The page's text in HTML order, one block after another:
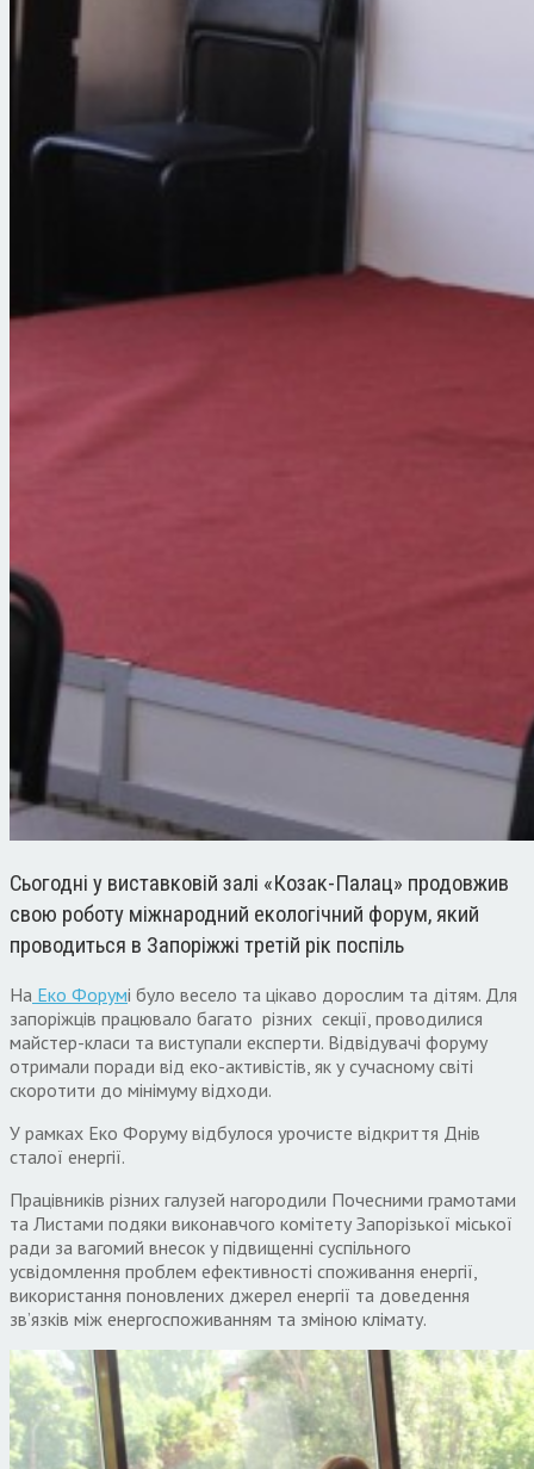
Сьогодні у виставковій залі «Козак-Палац» продовжив
свою роботу міжнародний екологічний форум, який
проводиться в Запоріжжі третій рік поспіль
На Еко Форумі було весело та цікаво дорослим та дітям. Для
запоріжців працювало багато різних секції, проводилися
майстер-класи та виступали експерти. Відвідувачі форуму
отримали поради від еко-активістів, як у сучасному світі
скоротити до мінімуму відходи.
У рамках Еко Форуму відбулося урочисте відкриття Днів
сталої енергії.
Працівників різних галузей нагородили Почесними грамотами
та Листами подяки виконавчого комітету Запорізької міської
ради за вагомий внесок у підвищенні суспільного
усвідомлення проблем ефективності споживання енергії,
використання поновлених джерел енергії та доведення
зв’язків між енергоспоживанням та зміною клімату.